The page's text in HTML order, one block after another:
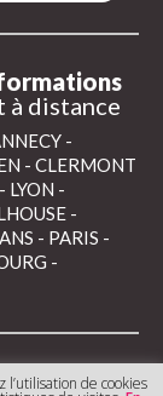
à distance
-
- CLERMONT
- LYON -
-
- PARIS -
-
générales de
de cookies